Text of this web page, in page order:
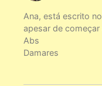
Ana, está escrito
apesar de começar
Abs
Damares